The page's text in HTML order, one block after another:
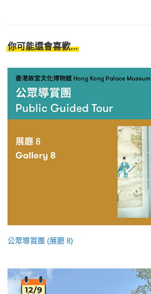
你可能還會喜歡...
公眾導賞團 (展廳 8)